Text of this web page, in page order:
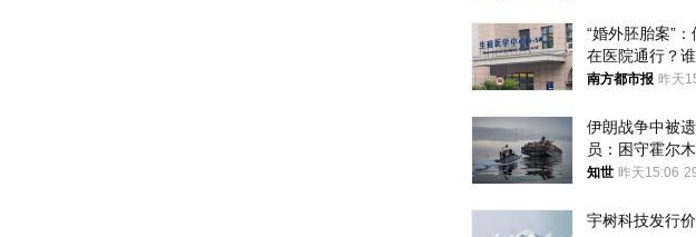
“婚外胚胎案”
在医院通行？谁
胎？
南方都市报 昨天
伊朗战争中被
员：困守霍尔
知世 昨天15:06
宇树科技发行